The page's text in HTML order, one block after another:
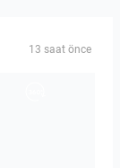
13 saat önce